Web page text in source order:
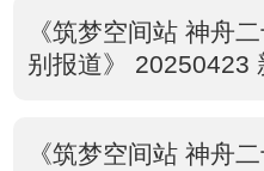
《筑梦空间站 神舟
别报道》 20250423
《筑梦空间站 神舟